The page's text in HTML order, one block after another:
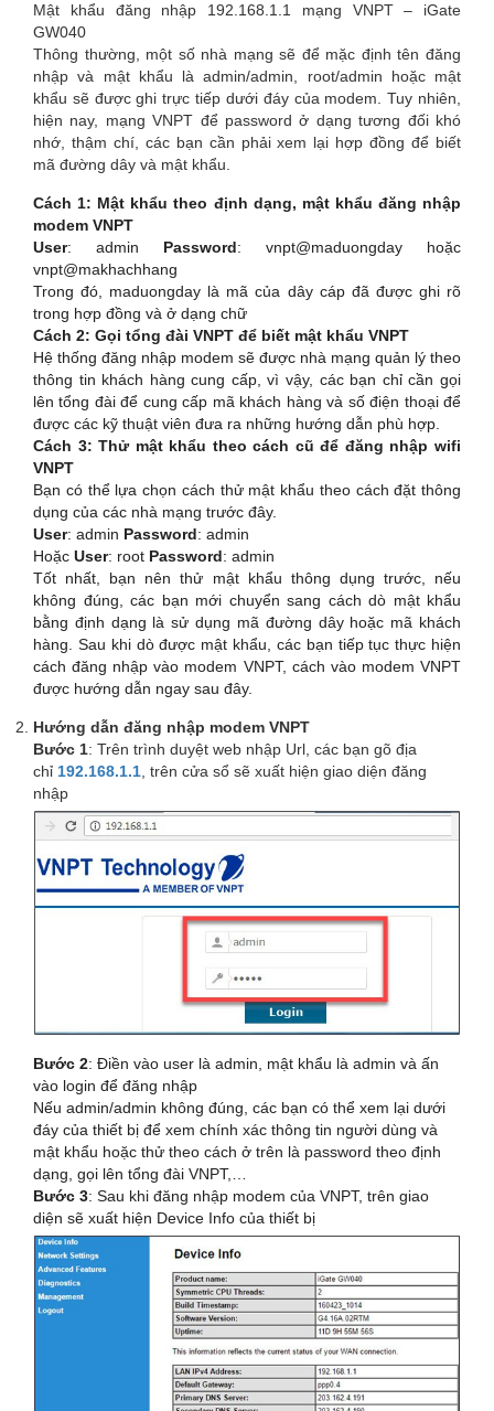
Mật khẩu đăng nhập 192.168.1.1 mạng VNPT – iGate
GW040
Thông thường, một số nhà mạng sẽ để mặc định tên đăng
nhập và mật khẩu là admin/admin, root/admin hoặc mật
khẩu sẽ được ghi trực tiếp dưới đáy của modem. Tuy nhiên,
hiện nay, mạng VNPT để password ở dạng tương đối khó
nhớ, thậm chí, các bạn cần phải xem lại hợp đồng để biết
mã đường dây và mật khẩu.
Cách 1: Mật khẩu theo định dạng, mật khẩu đăng nhập
modem VNPT
User: admin Password: vnpt@maduongday hoặc
vnpt@makhachhang
Trong đó, maduongday là mã của dây cáp đã được ghi rõ
trong hợp đồng và ở dạng chữ
Cách 2: Gọi tổng đài VNPT để biết mật khẩu VNPT
Hệ thống đăng nhập modem sẽ được nhà mạng quản lý theo
thông tin khách hàng cung cấp, vì vậy, các bạn chỉ cần gọi
lên tổng đài để cung cấp mã khách hàng và số điện thoại để
được các kỹ thuật viên đưa ra những hướng dẫn phù hợp.
Cách 3: Thử mật khẩu theo cách cũ để đăng nhập wifi
VNPT
Bạn có thể lựa chọn cách thử mật khẩu theo cách đặt thông
dụng của các nhà mạng trước đây.
User: admin Password: admin
Hoặc User: root Password: admin
Tốt nhất, bạn nên thử mật khẩu thông dụng trước, nếu
không đúng, các bạn mới chuyển sang cách dò mật khẩu
bằng định dạng là sử dụng mã đường dây hoặc mã khách
hàng. Sau khi dò được mật khẩu, các bạn tiếp tục thực hiện
cách đăng nhập vào modem VNPT, cách vào modem VNPT
được hướng dẫn ngay sau đây.
Hướng dẫn đăng nhập modem VNPT
Bước 1: Trên trình duyệt web nhập Url, các bạn gõ địa
chỉ 192.168.1.1 , trên cửa sổ sẽ xuất hiện giao diện đăng
nhập
Bước 2: Điền vào user là admin, mật khẩu là admin và ấn
vào login để đăng nhập
Nếu admin/admin không đúng, các bạn có thể xem lại dưới
đáy của thiết bị để xem chính xác thông tin người dùng và
mật khẩu hoặc thử theo cách ở trên là password theo định
dạng, gọi lên tổng đài VNPT,…
Bước 3: Sau khi đăng nhập modem của VNPT, trên giao
diện sẽ xuất hiện Device Info của thiết bị